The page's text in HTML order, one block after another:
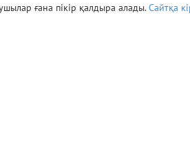
ғана пікір қалдыра алады.Сайтқа